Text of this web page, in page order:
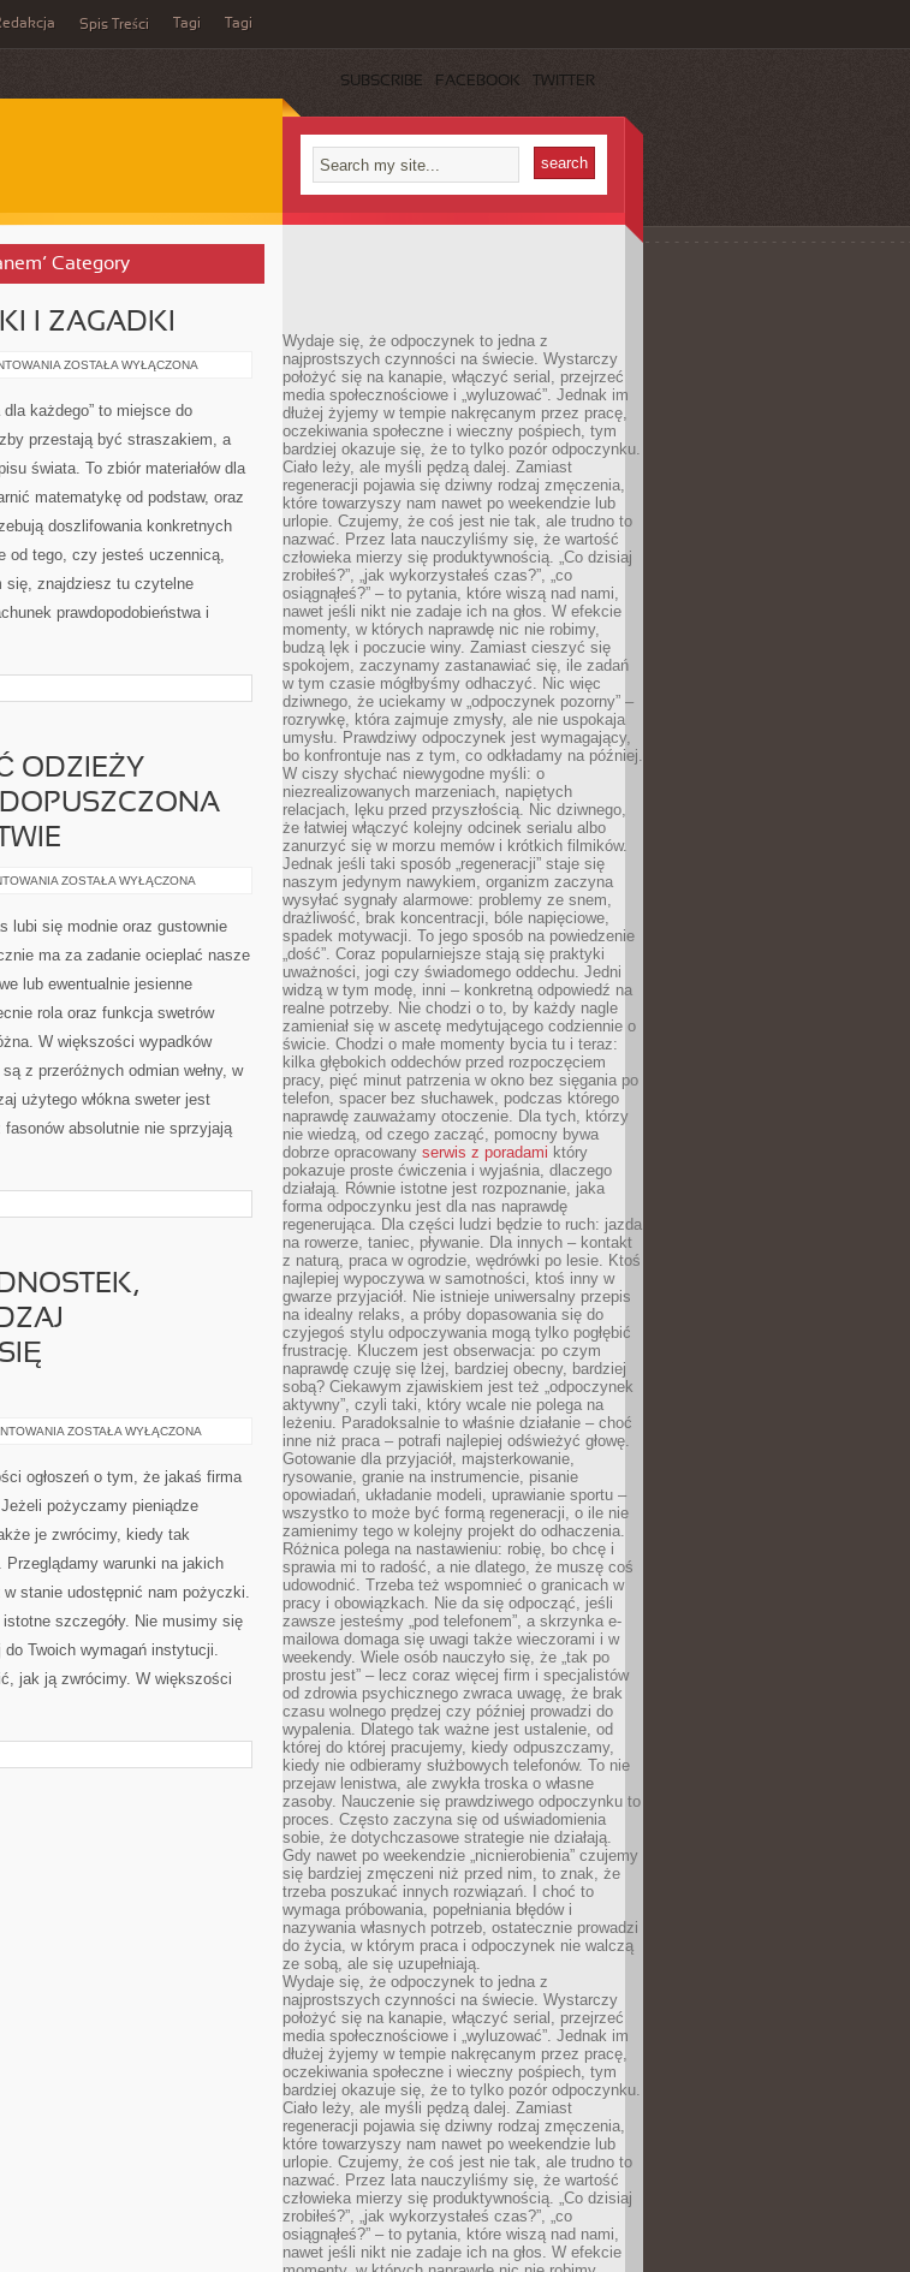
Spis Treści Tagi Tagi
SUBSCRIBE FACEBOOK TWITTER
Category
I ZAGADKI
MATEMATYCZNE
ZAGADKI
ZOSTAŁA WYŁĄCZONA
każdego” to miejsce do
przestają być straszakiem, a
świata. To zbiór materiałów dla
matematykę od podstaw, oraz
doszlifowania konkretnych
od tego, czy jesteś uczennicą,
się, znajdziesz tu czytelne
prawdopodobieństwa i
ODZIEŻY
STANOWCZA
ODZIEŻY
WYKORZYSTYWANEJ,
DOPUSZCZONA
DO
W
ZOSTAŁA WYŁĄCZONA
lubi się modnie oraz gustownie
ma za zadanie ocieplać nasze
lub ewentualnie jesienne
rola oraz funkcja swetrów
W większości wypadków
z przeróżnych odmian wełny, w
użytego włókna sweter jest
absolutnie nie sprzyjają
BARDZO
JAK
I
ZASTANAWIA
NA
RODZAJ
PUBLIKOWANIA
WIZYTÓWEK
SIĘ
ZDECYDOWAĆ
ZOSTAŁA WYŁĄCZONA
ogłoszeń o tym, że jakaś firma
pożyczamy pieniądze
je zwrócimy, kiedy tak
Przeglądamy warunki na jakich
stanie udostępnić nam pożyczki.
szczegóły. Nie musimy się
Twoich wymagań instytucji.
jak ją zwrócimy. W większości
Wydaje się, że odpoczynek to jedna z
najprostszych czynności na świecie. Wystarczy
położyć się na kanapie, włączyć serial, przejrzeć
media społecznościowe i „wyluzować”. Jednak im
dłużej żyjemy w tempie nakręcanym przez pracę,
oczekiwania społeczne i wieczny pośpiech, tym
bardziej okazuje się, że to tylko pozór odpoczynku.
Ciało leży, ale myśli pędzą dalej. Zamiast
regeneracji pojawia się dziwny rodzaj zmęczenia,
które towarzyszy nam nawet po weekendzie lub
urlopie. Czujemy, że coś jest nie tak, ale trudno to
nazwać. Przez lata nauczyliśmy się, że wartość
człowieka mierzy się produktywnością. „Co dzisiaj
zrobiłeś?”, „jak wykorzystałeś czas?”, „co
osiągnąłeś?” – to pytania, które wiszą nad nami,
nawet jeśli nikt nie zadaje ich na głos. W efekcie
momenty, w których naprawdę nic nie robimy,
budzą lęk i poczucie winy. Zamiast cieszyć się
spokojem, zaczynamy zastanawiać się, ile zadań
w tym czasie mógłbyśmy odhaczyć. Nic więc
dziwnego, że uciekamy w „odpoczynek pozorny” –
rozrywkę, która zajmuje zmysły, ale nie uspokaja
umysłu. Prawdziwy odpoczynek jest wymagający,
bo konfrontuje nas z tym, co odkładamy na później.
W ciszy słychać niewygodne myśli: o
niezrealizowanych marzeniach, napiętych
relacjach, lęku przed przyszłością. Nic dziwnego,
że łatwiej włączyć kolejny odcinek serialu albo
zanurzyć się w morzu memów i krótkich filmików.
Jednak jeśli taki sposób „regeneracji” staje się
naszym jedynym nawykiem, organizm zaczyna
wysyłać sygnały alarmowe: problemy ze snem,
drażliwość, brak koncentracji, bóle napięciowe,
spadek motywacji. To jego sposób na powiedzenie
„dość”. Coraz popularniejsze stają się praktyki
uważności, jogi czy świadomego oddechu. Jedni
widzą w tym modę, inni – konkretną odpowiedź na
realne potrzeby. Nie chodzi o to, by każdy nagle
zamieniał się w ascetę medytującego codziennie o
świcie. Chodzi o małe momenty bycia tu i teraz:
kilka głębokich oddechów przed rozpoczęciem
pracy, pięć minut patrzenia w okno bez sięgania po
telefon, spacer bez słuchawek, podczas którego
naprawdę zauważamy otoczenie. Dla tych, którzy
nie wiedzą, od czego zacząć, pomocny bywa
dobrze opracowany serwis z poradami który
pokazuje proste ćwiczenia i wyjaśnia, dlaczego
działają. Równie istotne jest rozpoznanie, jaka
forma odpoczynku jest dla nas naprawdę
regenerująca. Dla części ludzi będzie to ruch: jazda
na rowerze, taniec, pływanie. Dla innych – kontakt
z naturą, praca w ogrodzie, wędrówki po lesie. Ktoś
najlepiej wypoczywa w samotności, ktoś inny w
gwarze przyjaciół. Nie istnieje uniwersalny przepis
na idealny relaks, a próby dopasowania się do
czyjegoś stylu odpoczywania mogą tylko pogłębić
frustrację. Kluczem jest obserwacja: po czym
naprawdę czuję się lżej, bardziej obecny, bardziej
sobą? Ciekawym zjawiskiem jest też „odpoczynek
aktywny”, czyli taki, który wcale nie polega na
leżeniu. Paradoksalnie to właśnie działanie – choć
inne niż praca – potrafi najlepiej odświeżyć głowę.
Gotowanie dla przyjaciół, majsterkowanie,
rysowanie, granie na instrumencie, pisanie
opowiadań, układanie modeli, uprawianie sportu –
wszystko to może być formą regeneracji, o ile nie
zamienimy tego w kolejny projekt do odhaczenia.
Różnica polega na nastawieniu: robię, bo chcę i
sprawia mi to radość, a nie dlatego, że muszę coś
udowodnić. Trzeba też wspomnieć o granicach w
pracy i obowiązkach. Nie da się odpocząć, jeśli
zawsze jesteśmy „pod telefonem”, a skrzynka e-
mailowa domaga się uwagi także wieczorami i w
weekendy. Wiele osób nauczyło się, że „tak po
prostu jest” – lecz coraz więcej firm i specjalistów
od zdrowia psychicznego zwraca uwagę, że brak
czasu wolnego prędzej czy później prowadzi do
wypalenia. Dlatego tak ważne jest ustalenie, od
której do której pracujemy, kiedy odpuszczamy,
kiedy nie odbieramy służbowych telefonów. To nie
przejaw lenistwa, ale zwykła troska o własne
zasoby. Nauczenie się prawdziwego odpoczynku to
proces. Często zaczyna się od uświadomienia
sobie, że dotychczasowe strategie nie działają.
Gdy nawet po weekendzie „nicnierobienia” czujemy
się bardziej zmęczeni niż przed nim, to znak, że
trzeba poszukać innych rozwiązań. I choć to
wymaga próbowania, popełniania błędów i
nazywania własnych potrzeb, ostatecznie prowadzi
do życia, w którym praca i odpoczynek nie walczą
ze sobą, ale się uzupełniają.
Wydaje się, że odpoczynek to jedna z
najprostszych czynności na świecie. Wystarczy
położyć się na kanapie, włączyć serial, przejrzeć
media społecznościowe i „wyluzować”. Jednak im
dłużej żyjemy w tempie nakręcanym przez pracę,
oczekiwania społeczne i wieczny pośpiech, tym
bardziej okazuje się, że to tylko pozór odpoczynku.
Ciało leży, ale myśli pędzą dalej. Zamiast
regeneracji pojawia się dziwny rodzaj zmęczenia,
które towarzyszy nam nawet po weekendzie lub
urlopie. Czujemy, że coś jest nie tak, ale trudno to
nazwać. Przez lata nauczyliśmy się, że wartość
człowieka mierzy się produktywnością. „Co dzisiaj
zrobiłeś?”, „jak wykorzystałeś czas?”, „co
osiągnąłeś?” – to pytania, które wiszą nad nami,
nawet jeśli nikt nie zadaje ich na głos. W efekcie